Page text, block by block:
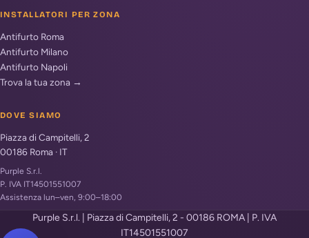
INSTALLATORI PER ZONA
Antifurto Roma
Antifurto Milano
Antifurto Napoli
Trova la tua zona →
DOVE SIAMO
Piazza di Campitelli, 2
00186 Roma · IT
Purple S.r.l.
P. IVA IT14501551007
Assistenza lun–ven, 9:00–18:00
Purple S.r.l. | Piazza di Campitelli, 2 - 00186 ROMA | P. IVA
IT14501551007